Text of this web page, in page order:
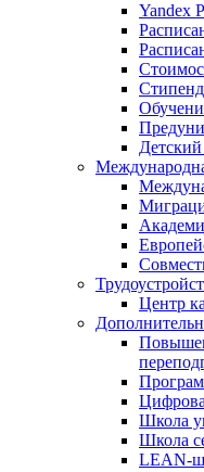
Yandex
Детский
Центр
Школа
Школа
LEAN-